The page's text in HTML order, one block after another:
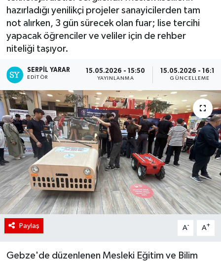
hazırladığı yenilikçi projeler sanayicilerden tam
not alırken, 3 gün sürecek olan fuar; lise tercihi
yapacak öğrenciler ve veliler için de rehber
niteliği taşıyor.
SERPİL YARAR
EDITÖR
15.05.2026 - 15:50
YAYINLANMA
15.05.2026 - 16:10
GÜNCELLEME
Paylaş A- A+
Gebze'de düzenlenen Mesleki Eğitim ve Bilim